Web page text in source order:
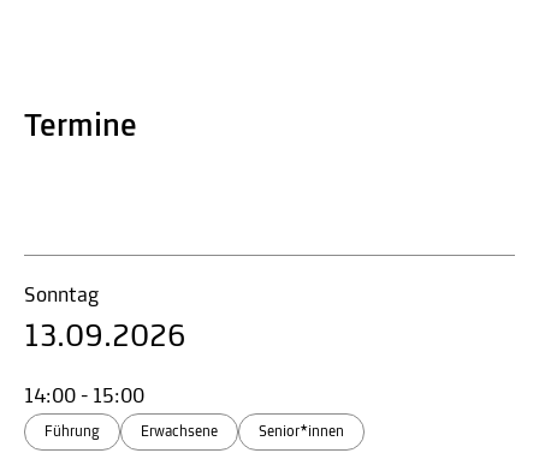
Termine
Sonntag
13.09.2026
14:00 - 15:00
Führung Erwachsene Senior*innen